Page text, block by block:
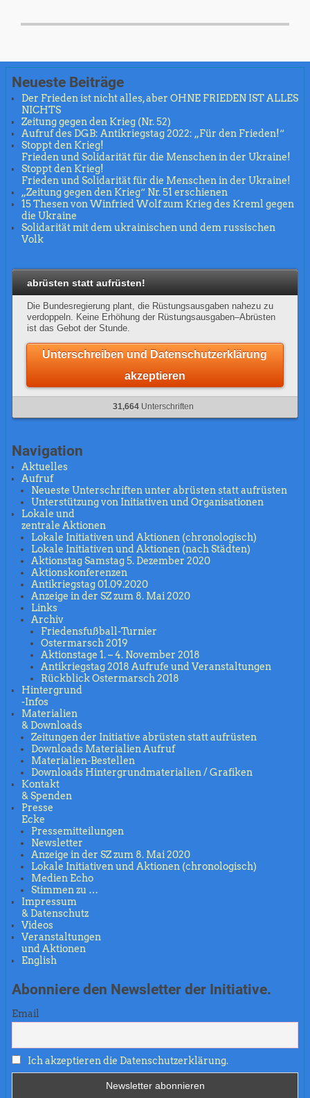
Neueste Beiträge
Der Frieden ist nicht alles, aber OHNE FRIEDEN IST ALLES
NICHTS
Zeitung gegen den Krieg (Nr. 52)
Aufruf des DGB: Antikriegstag 2022: „Für den Frieden!“
Stoppt den Krieg!
Frieden und Solidarität für die Menschen in der Ukraine!
Stoppt den Krieg!
Frieden und Solidarität für die Menschen in der Ukraine!
„Zeitung gegen den Krieg“ Nr. 51 erschienen
15 Thesen von Winfried Wolf zum Krieg des Kreml gegen
die Ukraine
Solidarität mit dem ukrainischen und dem russischen
Volk
abrüsten statt aufrüsten!
Die Bundesregierung plant, die Rüstungsausgaben nahezu zu
verdoppeln. Keine Erhöhung der Rüstungsausgaben–Abrüsten
ist das Gebot der Stunde.
Unterschreiben und Datenschutzerklärung
akzeptieren
31,664 Unterschriften
Navigation
Aktuelles
Aufruf
Neueste Unterschriften unter abrüsten statt aufrüsten
Unterstützung von Initiativen und Organisationen
Lokale und
zentrale Aktionen
Lokale Initiativen und Aktionen (chronologisch)
Lokale Initiativen und Aktionen (nach Städten)
Aktionstag Samstag 5. Dezember 2020
Aktionskonferenzen
Antikriegstag 01.09.2020
Anzeige in der SZ zum 8. Mai 2020
Links
Archiv
Friedensfußball-Turnier
Ostermarsch 2019
Aktionstage 1. – 4. November 2018
Antikriegstag 2018 Aufrufe und Veranstaltungen
Rückblick Ostermarsch 2018
Hintergrund
-Infos
Materialien
& Downloads
Zeitungen der Initiative abrüsten statt aufrüsten
Downloads Materialien Aufruf
Materialien-Bestellen
Downloads Hintergrundmaterialien / Grafiken
Kontakt
& Spenden
Presse
Ecke
Pressemitteilungen
Newsletter
Anzeige in der SZ zum 8. Mai 2020
Lokale Initiativen und Aktionen (chronologisch)
Medien Echo
Stimmen zu …
Impressum
& Datenschutz
Videos
Veranstaltungen
und Aktionen
English
Abonniere den Newsletter der Initiative.
Email
Ich akzeptieren die Datenschutzerklärung.